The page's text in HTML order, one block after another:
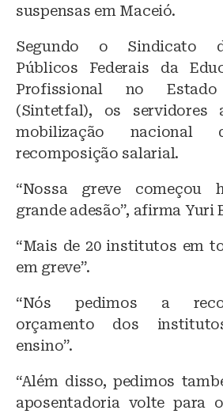
suspensas em Maceió.
Segundo o Sindicato
Públicos Federais da
Profissional no
(Sintetfal), os servidores
mobilização
recomposição salarial.
“Nossa greve começou
grande adesão”, afirma Yuri
“Mais de 20 institutos em
em greve”.
“Nós pedimos a
orçamento dos
ensino”.
“Além disso, pedimos
aposentadoria volte para